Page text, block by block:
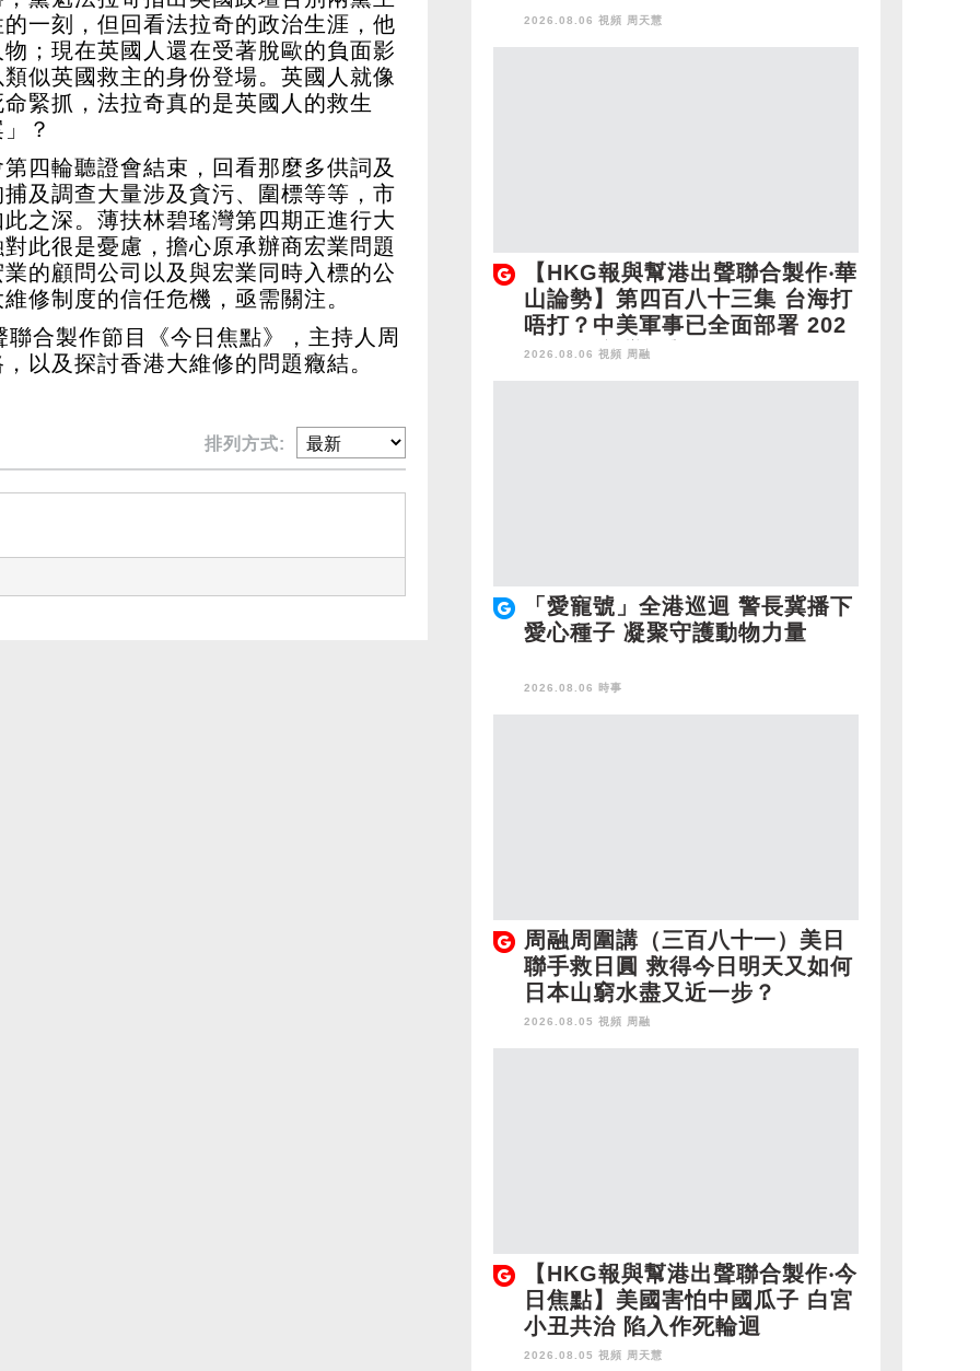
一刻，但回看法拉奇的政治生涯，他
；現在英國人還在受著脫歐的負面影
似英國救主的身份登場。英國人就像
緊抓，法拉奇真的是英國人的救生
？
四輪聽證會結束，回看那麼多供詞及
及調查大量涉及貪污、圍標等等，市
之深。薄扶林碧瑤灣第四期正進行大
此很是憂慮，擔心原承辦商宏業問題
的顧問公司以及與宏業同時入標的公
修制度的信任危機，亟需關注。
合製作節目《今日焦點》，主持人周
以及探討香港大維修的問題癥結。
排列方式:
2026.08.06 視頻 周天慧
【HKG報與幫港出聲聯合製作‧華
山論勢】第四百八十三集 台海打
唔打？中美軍事已全面部署 202
8年1月台灣選舉是臨界點？
2026.08.06 視頻 周融
「愛寵號」全港巡迴 警長冀播下
愛心種子 凝聚守護動物力量
2026.08.06 時事
周融周圍講（三百八十一）美日
聯手救日圓 救得今日明天又如何
日本山窮水盡又近一步？
2026.08.05 視頻 周融
【HKG報與幫港出聲聯合製作‧今
日焦點】美國害怕中國瓜子 白宮
小丑共治 陷入作死輪迴
2026.08.05 視頻 周天慧